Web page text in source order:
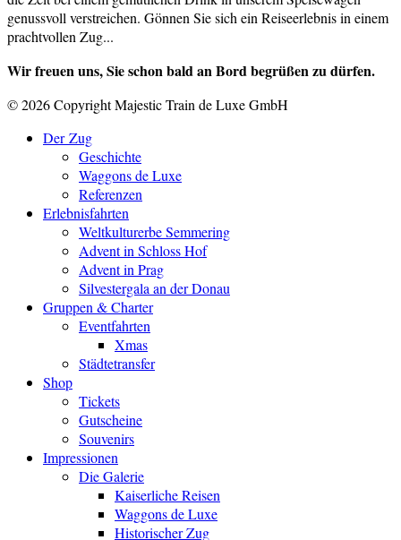
genussvoll verstreichen. Gönnen Sie sich ein Reiseerlebnis in einem
prachtvollen Zug...
Wir freuen uns, Sie schon bald an Bord begrüßen zu dürfen.
© 2026 Copyright Majestic Train de Luxe GmbH
Der Zug
Geschichte
Waggons de Luxe
Referenzen
Erlebnisfahrten
Weltkulturerbe Semmering
Advent in Schloss Hof
Advent in Prag
Silvestergala an der Donau
Gruppen & Charter
Eventfahrten
Xmas
Städtetransfer
Shop
Tickets
Gutscheine
Souvenirs
Impressionen
Die Galerie
Kaiserliche Reisen
Waggons de Luxe
Historischer Zug